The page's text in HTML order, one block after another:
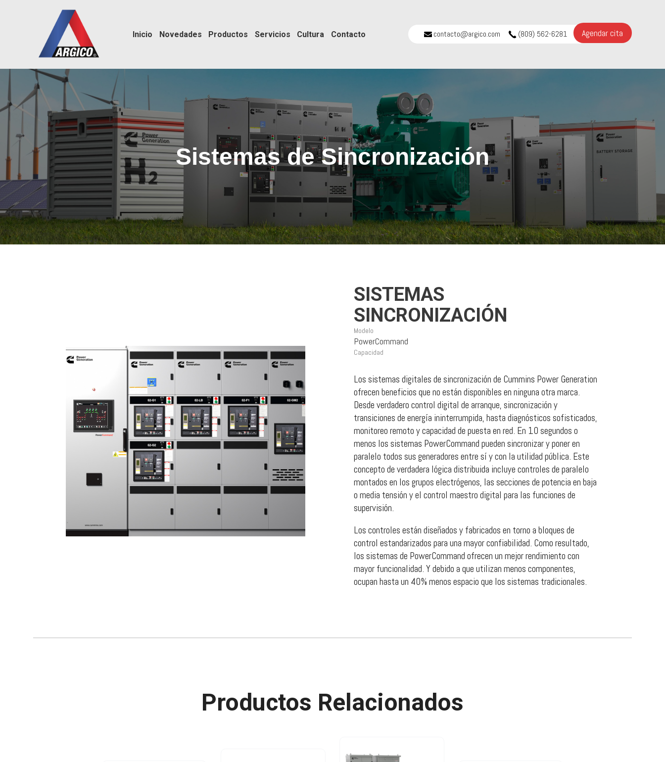
Inicio Novedades Productos Servicios Cultura Contacto Agendar cita
contacto@argico.com (809) 562-6281
Sistemas de Sincronización
SISTEMAS
SINCRONIZACIÓN
Modelo
PowerCommand
Capacidad
Los sistemas digitales de sincronización de Cummins Power Generation
ofrecen beneficios que no están disponibles en ninguna otra marca.
Desde verdadero control digital de arranque, sincronización y
transiciones de energía ininterrumpida, hasta diagnósticos sofisticados,
monitoreo remoto y capacidad de puesta en red. En 10 segundos o
menos los sistemas PowerCommand pueden sincronizar y poner en
paralelo todos sus generadores entre sí y con la utilidad pública. Este
concepto de verdadera lógica distribuida incluye controles de paralelo
montados en los grupos electrógenos, las secciones de potencia en baja
o media tensión y el control maestro digital para las funciones de
supervisión.
Los controles están diseñados y fabricados en torno a bloques de
control estandarizados para una mayor confiabilidad. Como resultado,
los sistemas de PowerCommand ofrecen un mejor rendimiento con
mayor funcionalidad. Y debido a que utilizan menos componentes,
ocupan hasta un 40% menos espacio que los sistemas tradicionales.
Productos Relacionados